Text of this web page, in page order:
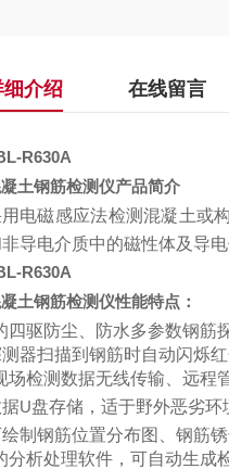
细介绍 在线留言
R630A
土钢筋检测仪产品简介
电磁感应法检测混凝土或
导电介质中的磁性体及导
R630A
土钢筋检测仪性能特点：
四驱防尘、防水多参数钢筋
器扫描到钢筋时自动闪烁
场检测数据无线传输、远程
U盘存储，适于野外恶劣环
制钢筋位置分布图、钢筋
分析处理软件，可自动生成